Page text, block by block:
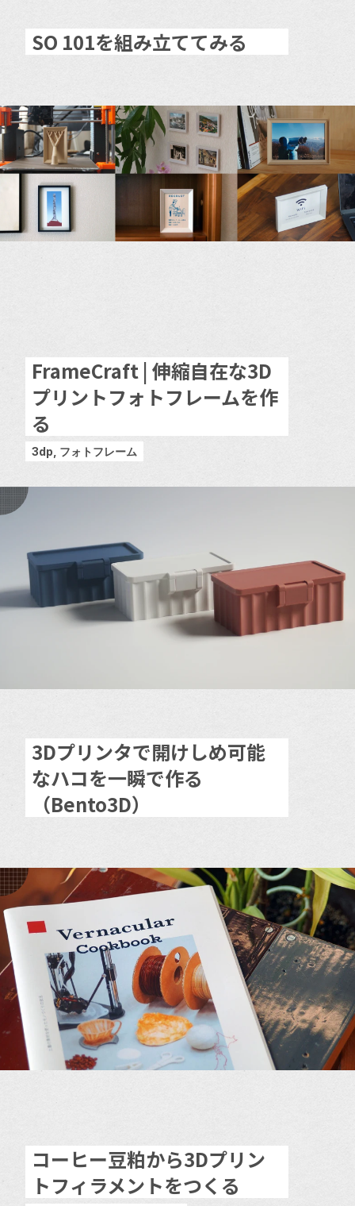
SO 101を組み立ててみる
FrameCraft | 伸縮自在な3D
プリントフォトフレームを作
る
3dp, フォトフレーム
3Dプリンタで開けしめ可能
なハコを一瞬で作る
（Bento3D）
コーヒー豆粕から3Dプリン
トフィラメントをつくる